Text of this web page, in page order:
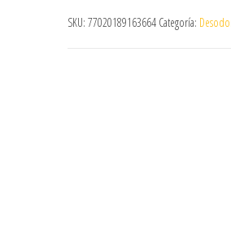
SKU: 77020189163664 Categoría: